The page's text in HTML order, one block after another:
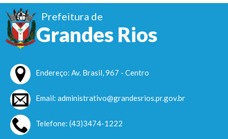
Prefeitura de
Grandes Rios
Endereço: Av. Brasil, 967 - Centro
Email: administrativo@grandesrios.pr.gov.br
Telefone: (43)3474-1222